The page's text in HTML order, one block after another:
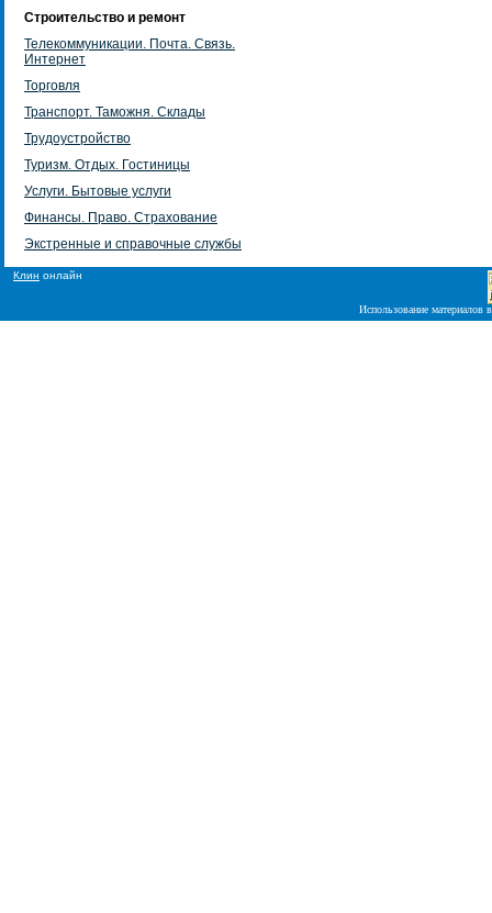
Строительство и ремонт
Телекоммуникации. Почта. Связь.
Интернет
Торговля
Транспорт. Таможня. Склады
Трудоустройство
Туризм. Отдых. Гостиницы
Услуги. Бытовые услуги
Финансы. Право. Страхование
Экстренные и справочные службы
Клин онлайн
Использование материалов